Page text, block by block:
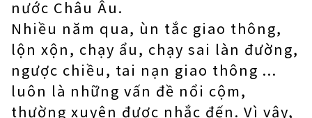
nước Châu Âu.
Nhiều năm qua, ùn tắc giao thông,
lộn xộn, chạy ẩu, chạy sai làn đường,
ngược chiều, tai nạn giao thông ...
luôn là những vấn đề nổi cộm,
thường xuyên được nhắc đến. Vì vậy,